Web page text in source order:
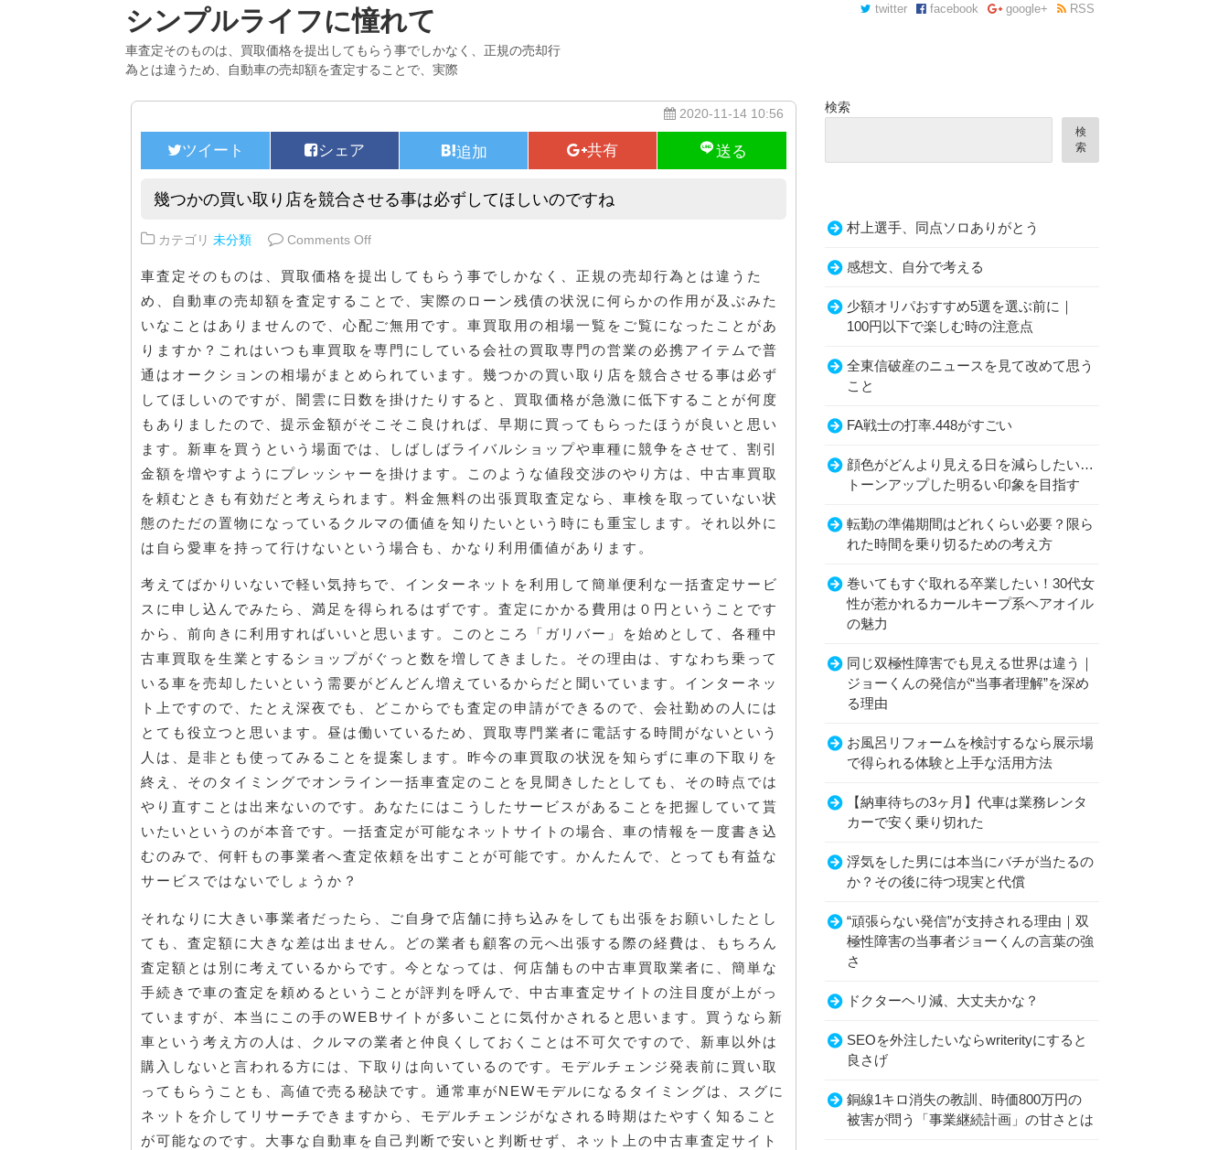
シンプルライフに憧れて
車査定そのものは、買取価格を提出してもらう事でしかなく、正規の売却行
為とは違うため、自動車の売却額を査定することで、実際
twitter facebook google+ RSS
2020-11-14 10:56
幾つかの買い取り店を競合させる事は必ずしてほしいのですね
カテゴリ 未分類 Comments Offon 幾つかの買い取り店を競合させる事は必ずしてほしいのですね
車査定そのものは、買取価格を提出してもらう事でしかなく、正規の売却行為とは違うた
め、自動車の売却額を査定することで、実際のローン残債の状況に何らかの作用が及ぶみた
いなことはありませんので、心配ご無用です。車買取用の相場一覧をご覧になったことがあ
りますか？これはいつも車買取を専門にしている会社の買取専門の営業の必携アイテムで普
通はオークションの相場がまとめられています。幾つかの買い取り店を競合させる事は必ず
してほしいのですが、闇雲に日数を掛けたりすると、買取価格が急激に低下することが何度
もありましたので、提示金額がそこそこ良ければ、早期に買ってもらったほうが良いと思い
ます。新車を買うという場面では、しばしばライバルショップや車種に競争をさせて、割引
金額を増やすようにプレッシャーを掛けます。このような値段交渉のやり方は、中古車買取
を頼むときも有効だと考えられます。料金無料の出張買取査定なら、車検を取っていない状
態のただの置物になっているクルマの価値を知りたいという時にも重宝します。それ以外に
は自ら愛車を持って行けないという場合も、かなり利用価値があります。
考えてばかりいないで軽い気持ちで、インターネットを利用して簡単便利な一括査定サービ
スに申し込んでみたら、満足を得られるはずです。査定にかかる費用は０円ということです
から、前向きに利用すればいいと思います。このところ「ガリバー」を始めとして、各種中
古車買取を生業とするショップがぐっと数を増してきました。その理由は、すなわち乗って
いる車を売却したいという需要がどんどん増えているからだと聞いています。インターネッ
ト上ですので、たとえ深夜でも、どこからでも査定の申請ができるので、会社勤めの人には
とても役立つと思います。昼は働いているため、買取専門業者に電話する時間がないという
人は、是非とも使ってみることを提案します。昨今の車買取の状況を知らずに車の下取りを
終え、そのタイミングでオンライン一括車査定のことを見聞きしたとしても、その時点では
やり直すことは出来ないのです。あなたにはこうしたサービスがあることを把握していて貰
いたいというのが本音です。一括査定が可能なネットサイトの場合、車の情報を一度書き込
むのみで、何軒もの事業者へ査定依頼を出すことが可能です。かんたんで、とっても有益な
サービスではないでしょうか？
それなりに大きい事業者だったら、ご自身で店舗に持ち込みをしても出張をお願いしたとし
ても、査定額に大きな差は出ません。どの業者も顧客の元へ出張する際の経費は、もちろん
査定額とは別に考えているからです。今となっては、何店舗もの中古車買取業者に、簡単な
手続きで車の査定を頼めるということが評判を呼んで、中古車査定サイトの注目度が上がっ
ていますが、本当にこの手のWEBサイトが多いことに気付かされると思います。買うなら新
車という考え方の人は、クルマの業者と仲良くしておくことは不可欠ですので、新車以外は
購入しないと言われる方には、下取りは向いているのです。モデルチェンジ発表前に買い取
ってもらうことも、高値で売る秘訣です。通常車がNEWモデルになるタイミングは、スグに
ネットを介してリサーチできますから、モデルチェンジがなされる時期はたやすく知ること
が可能なのです。大事な自動車を自己判断で安いと判断せず、ネット上の中古車査定サイト
検索
検
索
村上選手、同点ソロありがとう
感想文、自分で考える
少額オリパおすすめ5選を選ぶ前に｜
100円以下で楽しむ時の注意点
全東信破産のニュースを見て改めて思う
こと
FA戦士の打率.448がすごい
顔色がどんより見える日を減らしたい…
トーンアップした明るい印象を目指す
転勤の準備期間はどれくらい必要？限ら
れた時間を乗り切るための考え方
巻いてもすぐ取れる卒業したい！30代女
性が惹かれるカールキープ系ヘアオイル
の魅力
同じ双極性障害でも見える世界は違う｜
ジョーくんの発信が“当事者理解”を深め
る理由
お風呂リフォームを検討するなら展示場
で得られる体験と上手な活用方法
【納車待ちの3ヶ月】代車は業務レンタ
カーで安く乗り切れた
浮気をした男には本当にバチが当たるの
か？その後に待つ現実と代償
“頑張らない発信”が支持される理由｜双
極性障害の当事者ジョーくんの言葉の強
さ
ドクターヘリ減、大丈夫かな？
SEOを外注したいならwriterityにすると
良さげ
銅線1キロ消失の教訓、時価800万円の
被害が問う「事業継続計画」の甘さとは